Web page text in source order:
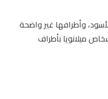
وأطرافها غير واضحة
ميلانويا بأطراف